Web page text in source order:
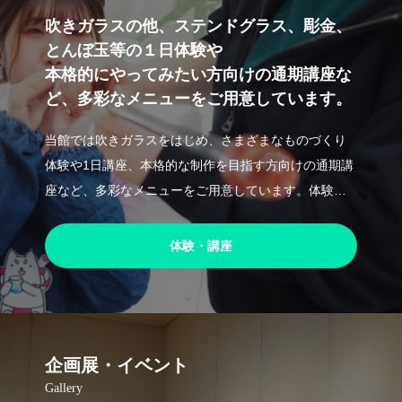
吹きガラスの他、ステンドグラス、彫金、
とんぼ玉等の１日体験や
本格的にやってみたい方向けの通期講座な
ど、多彩なメニューをご用意しています。
当館では吹きガラスをはじめ、さまざまなものづくり
体験や1日講座、本格的な制作を目指す方向けの通期講
座など、多彩なメニューをご用意しています。体験に
申し
体験・講座
企画展・イベント
Gallery